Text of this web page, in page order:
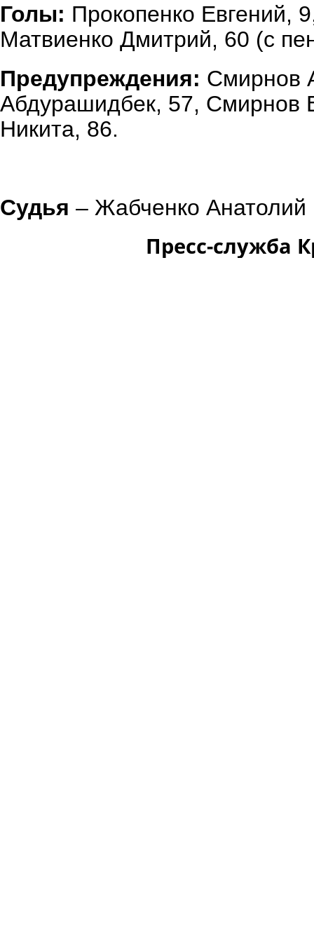
Голы: Прокопенко Евгений,
Матвиенко Дмитрий, 60 (с
Предупреждения: Смирнов
Абдурашидбек, 57, Смирнов
Никита, 86.
Судья – Жабченко
Пресс-служба